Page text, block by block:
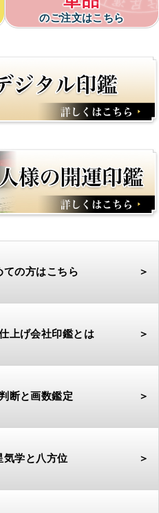
のご注文はこちら
ての方はこちら ＞
上げ会社印鑑とは ＞
断と画数鑑定 ＞
気学と八方位 ＞